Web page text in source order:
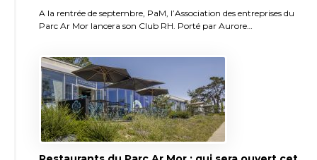
A la rentrée de septembre, PaM, l’Association des entreprises du
Parc Ar Mor lancera son Club RH. Porté par Aurore…